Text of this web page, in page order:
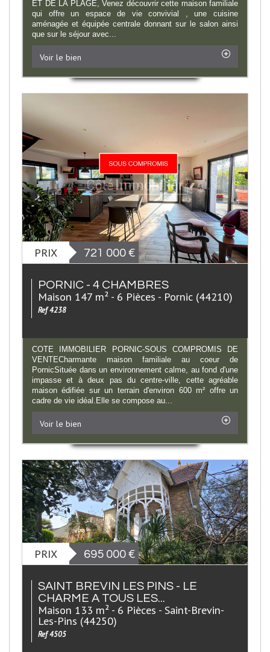
ET DE LA PLAGE, Venez découvrir cette maison familiale
qui offre un espace de vie convivial , une cuisine
aménagée et équipée centrale donnant sur le salon ainsi
que sur le séjour avec...
Voir le bien
PRIX 721 000 €
PORNIC - 4 CHAMBRES
Maison 147 m² - 6 Pièces - Pornic (44210)
Ref 4238
COTE IMMOBILIER PORNIC-SOUS COMPROMIS DE
VENTECharmante maison familiale au coeur de
PornicSituée dans un environnement calme, au fond d'une
impasse et à deux pas du centre-ville, cette agréable
maison édifiée sur un terrain d'environ 600 m² offre un
cadre de vie idéal.Elle se compose au...
Voir le bien
PRIX 695 000 €
SAINT BREVIN LES PINS - LE
CHARME A TOUS LES...
Maison 133 m² - 6 Pièces - Saint-Brevin-
Les-Pins (44250)
Ref 4505